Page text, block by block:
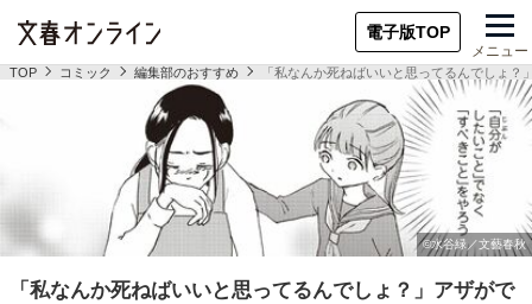
電子版TOP
メニュー
TOP コミック 編集部のおすすめ 「私なんか死ねばいいと思ってるんでしょ
「私なんか死ねばいいと思ってるんでしょ？」アザがで